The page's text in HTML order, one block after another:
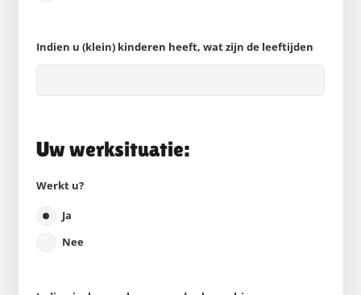
Indien u (klein) kinderen heeft, wat zijn de leeftijden
Uw werksituatie:
Werkt u?
Ja
Nee